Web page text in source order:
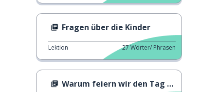
Fragen über die Kinder
Lektion 27Wörter/ Phrasen
Warum feiern wir den Tag der Arbeit?